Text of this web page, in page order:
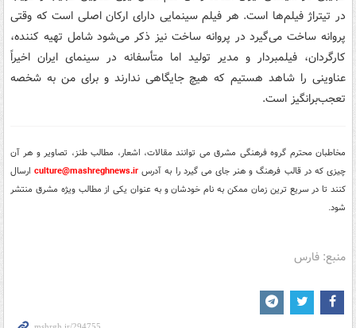
در تیتراژ فیلم‌ها است. هر فیلم سینمایی دارای ارکان اصلی است که وقتی
پروانه ساخت می‌گیرد در پروانه ساخت نیز ذکر می‌شود شامل تهیه کننده،
کارگردان، فیلمبردار و مدیر تولید اما متأسفانه در سینمای ایران اخیراً
عناوینی را شاهد هستیم که هیچ جایگاهی ندارند و برای من به شخصه
تعجب‌برانگیز است.
مخاطبان محترم گروه فرهنگی مشرق می توانند مقالات، اشعار، مطالب طنز، تصاویر و هر آن
چیزی که در قالب فرهنگ و هنر جای می گیرد را به آدرس culture@mashreghnews.irارسال
کنند تا در سریع ترین زمان ممکن به نام خودشان و به عنوان یکی از مطالب ویژه مشرق منتشر
شود.
منبع: فارس